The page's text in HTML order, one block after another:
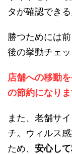
タが確認できる
勝つためには
後の挙動チェッ
店舗への移動
の節約になりま
また、老舗サ
チ。ウィルス
ため、 安心し